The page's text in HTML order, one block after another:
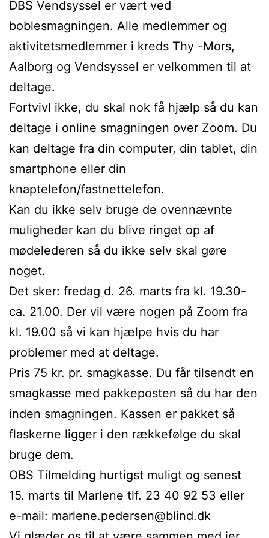
DBS Vendsyssel er vært ved
boblesmagningen. Alle medlemmer og
aktivitetsmedlemmer i kreds Thy -Mors,
Aalborg og Vendsyssel er velkommen til at
deltage.
Fortvivl ikke, du skal nok få hjælp så du kan
deltage i online smagningen over Zoom. Du
kan deltage fra din computer, din tablet, din
smartphone eller din
knaptelefon/fastnettelefon.
Kan du ikke selv bruge de ovennævnte
muligheder kan du blive ringet op af
mødelederen så du ikke selv skal gøre
noget.
Det sker: fredag d. 26. marts fra kl. 19.30-
ca. 21.00. Der vil være nogen på Zoom fra
kl. 19.00 så vi kan hjælpe hvis du har
problemer med at deltage.
Pris 75 kr. pr. smagkasse. Du får tilsendt en
smagkasse med pakkeposten så du har den
inden smagningen. Kassen er pakket så
flaskerne ligger i den rækkefølge du skal
bruge dem.
OBS Tilmelding hurtigst muligt og senest
15. marts til Marlene tlf. 23 40 92 53 eller
e-mail: marlene.pedersen@blind.dk